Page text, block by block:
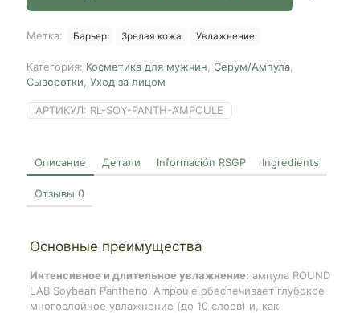
Описание Детали Información RSGP Ingredients
Отзывы 0
Основные преимущества
Интенсивное и длительное увлажнение: ампула ROUND
LAB Soybean Panthenol Ampoule обеспечивает глубокое
многослойное увлажнение (до 10 слоев) и, как
Panthenol
50ml
Метка: Барьер Зрелая кожа Увлажнение
Категория: Косметика для мужчин Серум/Ампула
Сыворотки Уход за лицом
АРТИКУЛ: RL-SOY-PANTH-AMPOULE